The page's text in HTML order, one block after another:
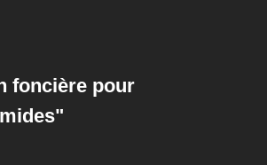
foncière pour